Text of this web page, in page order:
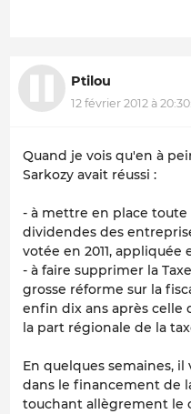
Ptilou
12 février 2012 à
Quand je vois qu'en à
Sarkozy avait réussi :
- à mettre en place
dividendes des
votée en 2011, appliquée
- à faire supprimer la
grosse réforme sur la
enfin dix ans après celle
la part régionale de la
En quelques semaines,
dans le financement de
touchant allègrement le